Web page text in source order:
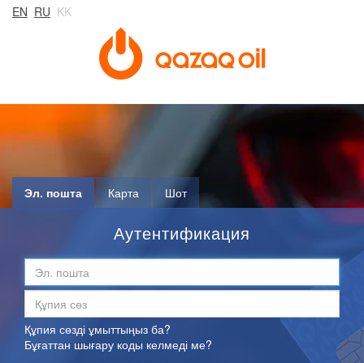
EN RU KK
Эл. пошта Карта Шот
Аутентификация
Құпия сөзді ұмыттыңыз ба?
Бұғаттан шығару коды келмеді ме?